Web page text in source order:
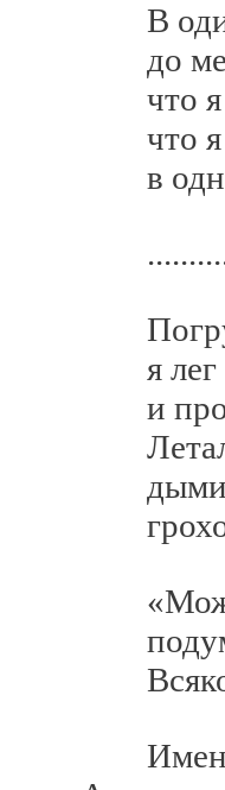
В один
до
что я
что я
в одно
я лег
и
Именно